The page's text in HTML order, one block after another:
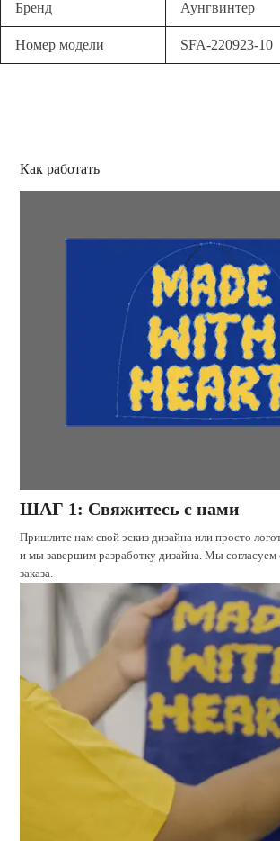
Бренд Аунгвинтер
Номер модели SFA-220923-10
Как работать
ШАГ 1: Свяжитесь с нами
Пришлите нам свой эскиз дизайна или просто
и мы завершим разработку дизайна. Мы согласуем
заказа.